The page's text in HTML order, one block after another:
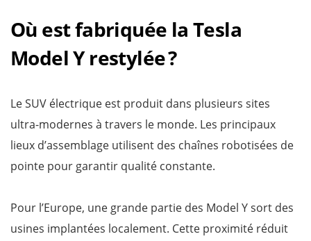
Où est fabriquée la Tesla
Model Y restylée ?
Le SUV électrique est produit dans plusieurs sites
ultra-modernes à travers le monde. Les principaux
lieux d’assemblage utilisent des chaînes robotisées de
pointe pour garantir qualité constante.
Pour l’Europe, une grande partie des Model Y sort des
usines implantées localement. Cette proximité réduit